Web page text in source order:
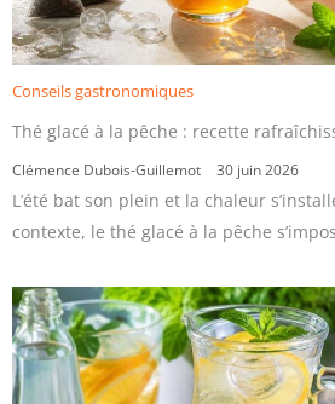
Conseils gastronomiques
Thé glacé à la pêche : recette
Clémence Dubois-Guillemot 30 juin 2026
L’été bat son plein et la chaleur
contexte, le thé glacé à la pêche